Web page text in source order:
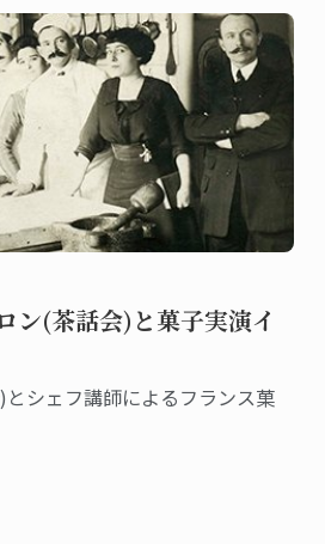
ン(茶話会)と菓子実演イ
シェフ講師によるフランス菓